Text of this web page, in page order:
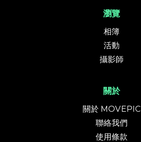
瀏覽
相簿
活動
攝影師
關於
關於 MOVEPIC
聯絡我們
使用條款